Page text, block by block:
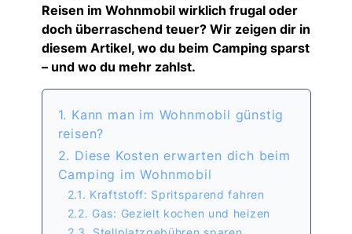
Reisen im Wohnmobil wirklich frugal oder
doch überraschend teuer? Wir zeigen dir in
diesem Artikel, wo du beim Camping sparst
– und wo du mehr zahlst.
1. Kann man im Wohnmobil günstig
reisen?
2. Diese Kosten erwarten dich beim
Camping im Wohnmobil
2.1. Kraftstoff: Spritsparend fahren
2.2. Gas: Gezielt kochen und heizen